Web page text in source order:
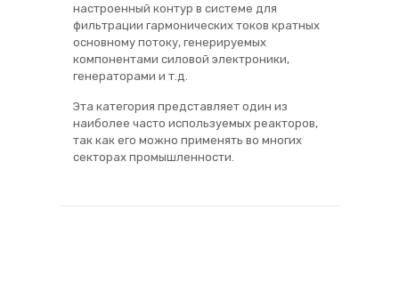
настроенный контур в системе для
фильтрации гармонических токов кратных
основному потоку, генерируемых
компонентами силовой электроники,
генераторами и т.д.
Эта категория представляет один из
наиболее часто используемых реакторов,
так как его можно применять во многих
секторах промышленности.